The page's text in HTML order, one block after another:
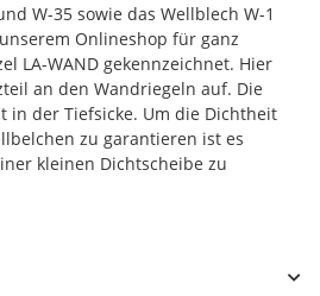
W-35 sowie das Wellblech W-1
Onlineshop für ganz
LA-WAND gekennzeichnet. Hier
an den Wandriegeln auf. Die
in der Tiefsicke. Um die Dichtheit
zu garantieren ist es
kleinen Dichtscheibe zu